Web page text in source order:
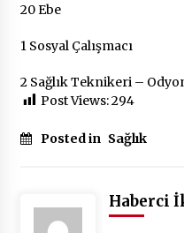
20 Ebe
1 Sosyal Çalışmacı
2 Sağlık Teknikeri –
Post Views:294
Posted in Sağlık
Haberci